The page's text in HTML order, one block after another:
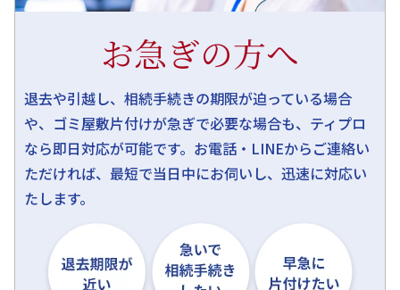
お急ぎの方へ
退去や引越し、相続手続きの期限が迫っている場合
や、ゴミ屋敷片付けが急ぎで必要な場合も、ティプロ
なら即日対応が可能です。お電話・LINEからご連絡い
ただければ、最短で当日中にお伺いし、迅速に対応い
たします。